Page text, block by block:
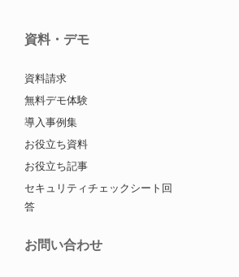
資料・デモ
資料請求
無料デモ体験
導入事例集
お役立ち資料
お役立ち記事
セキュリティチェックシート回
答
お問い合わせ